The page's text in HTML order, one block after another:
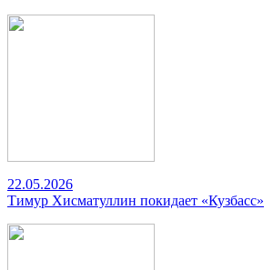
22.05.2026
Тимур Хисматуллин покидает «Кузбасс»